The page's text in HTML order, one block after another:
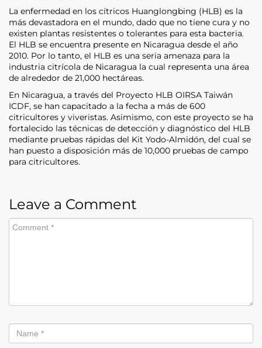
La enfermedad en los cítricos Huanglongbing (HLB) es la
más devastadora en el mundo, dado que no tiene cura y no
existen plantas resistentes o tolerantes para esta bacteria.
El HLB se encuentra presente en Nicaragua desde el año
2010. Por lo tanto, el HLB es una seria amenaza para la
industria citrícola de Nicaragua la cual representa una área
de alrededor de 21,000 hectáreas.
En Nicaragua, a través del Proyecto HLB OIRSA Taiwán
ICDF, se han capacitado a la fecha a más de 600
citricultores y viveristas. Asimismo, con este proyecto se ha
fortalecido las técnicas de detección y diagnóstico del HLB
mediante pruebas rápidas del Kit Yodo-Almidón, del cual se
han puesto a disposición más de 10,000 pruebas de campo
para citricultores.
Leave a Comment